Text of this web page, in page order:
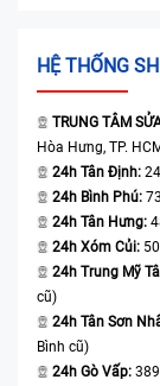
HỆ THỐNG
TRUNG TÂM
Hòa Hưng, TP.
24h Tân Định:
24h Bình Phú:
24h Tân Hưng:
24h Xóm Củi:
24h Trung Mỹ
cũ)
24h Tân Sơn
Bình cũ)
24h Gò Vấp: